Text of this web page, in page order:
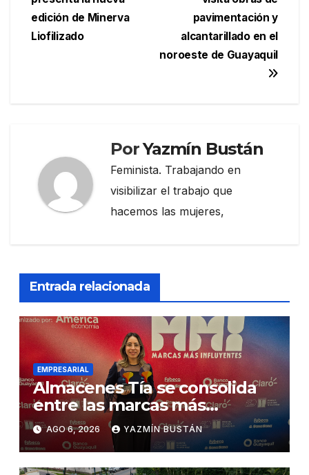
de
entradas
pavimentación y
alcantarillado en el
noroeste de Guayaquil
edición de Minerva
Liofilizado
PorYazmín Bustán
Feminista. Trabajando en
visibilizar el trabajo que
hacemos las mujeres,
Entrada relacionada
EMPRESARIAL
Almacenes Tía se consolida
entre las marcas más
influyentes del Ecuador
AGO 6, 2026 YAZMÍN BUSTÁN